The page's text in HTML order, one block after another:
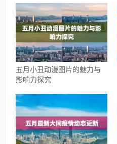
五月小丑动漫图片的魅力与
影响力探究